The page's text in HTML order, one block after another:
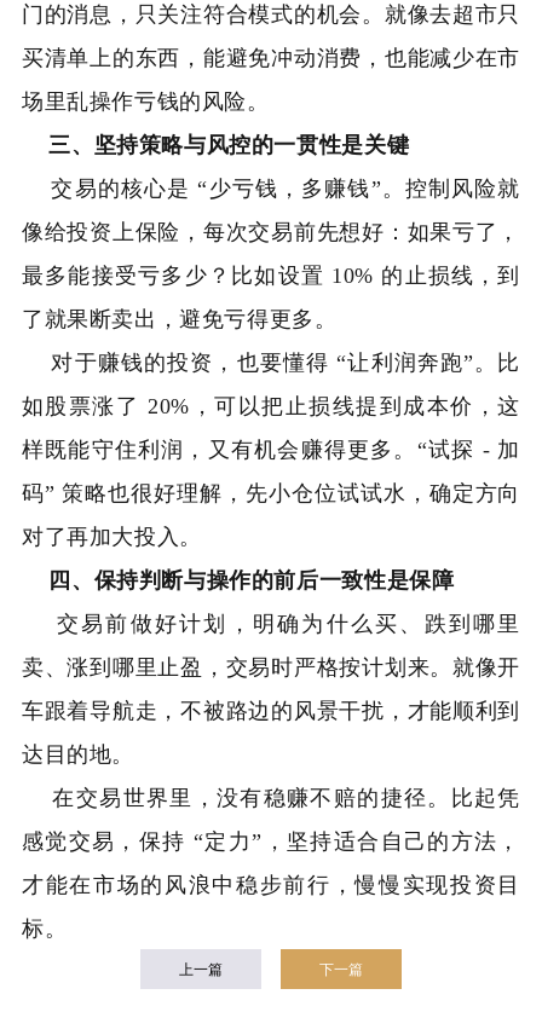
门的消息，只关注符合模式的机会。就像去超市只
买清单上的东西，能避免冲动消费，也能减少在市
场里乱操作亏钱的风险。
三、坚持策略与风控的一贯性是关键
交易的核心是 “少亏钱，多赚钱”。控制风险就
像给投资上保险，每次交易前先想好：如果亏了，
最多能接受亏多少？比如设置 10% 的止损线，到
了就果断卖出，避免亏得更多。
对于赚钱的投资，也要懂得 “让利润奔跑”。比
如股票涨了 20%，可以把止损线提到成本价，这
样既能守住利润，又有机会赚得更多。“试探 - 加
码” 策略也很好理解，先小仓位试试水，确定方向
对了再加大投入。
四、保持判断与操作的前后一致性是保障
交易前做好计划，明确为什么买、跌到哪里
卖、涨到哪里止盈，交易时严格按计划来。就像开
车跟着导航走，不被路边的风景干扰，才能顺利到
达目的地。
在交易世界里，没有稳赚不赔的捷径。比起凭
感觉交易，保持 “定力”，坚持适合自己的方法，
才能在市场的风浪中稳步前行，慢慢实现投资目
标。
上一篇 下一篇